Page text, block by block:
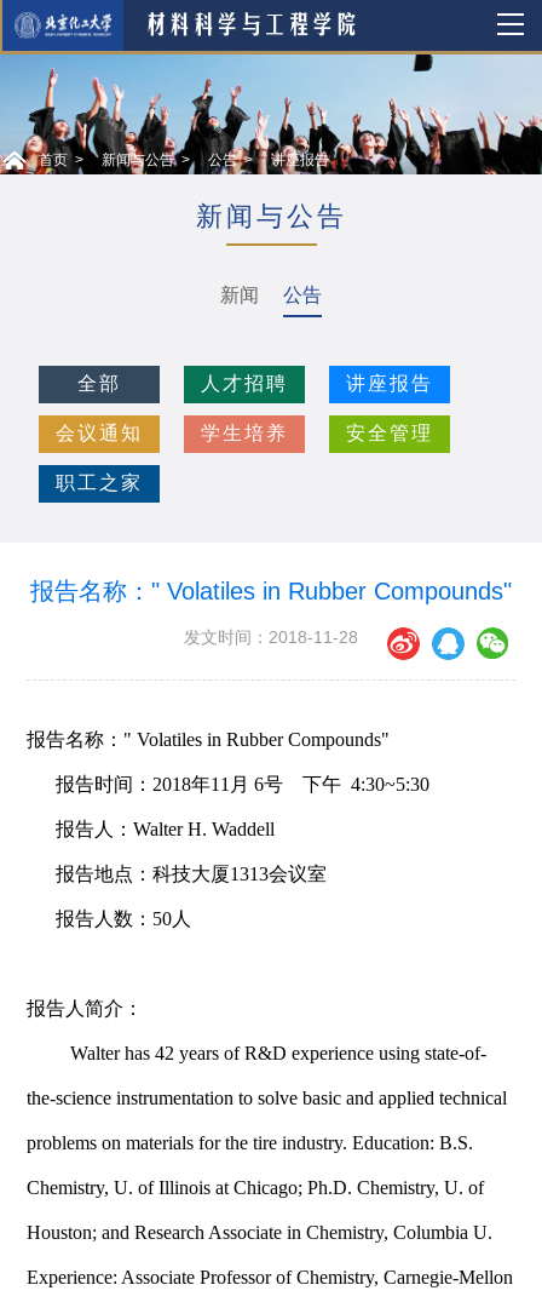
首页 新闻与公告 公告 讲座报告
新闻与公告
新闻 公告
全部 人才招聘 讲座报告
会议通知 学生培养 安全管理
职工之家
报告名称：" Volatiles in Rubber Compounds"
发文时间：2018-11-28
报告名称： " Volatiles in Rubber Compounds"
报告时间： 2018年11 月 6号 下午 4:30~5:30
报告人：Walter H. Waddell
报告地点：科技大厦1313会议室
报告人数： 50人
报告人简介：
Walter has 42 years of R&D experience using state-of-
the-science instrumentation to solve basic and applied technical
problems on materials for the tire industry. Education: B.S.
Chemistry, U. of Illinois at Chicago; Ph.D. Chemistry, U. of
Houston; and Research Associate in Chemistry, Columbia U.
Experience: Associate Professor of Chemistry, Carnegie-Mellon